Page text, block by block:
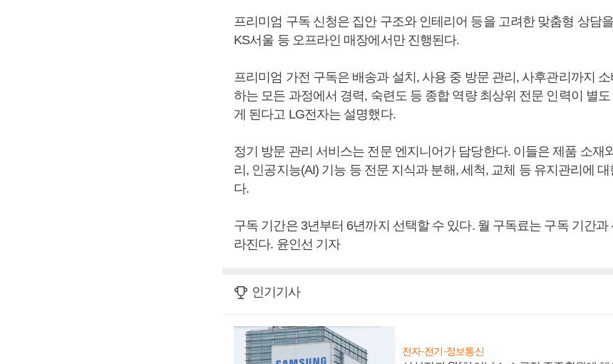
프리미엄 구독 신청은 집안 구조와 인테리어 등을 고려한 맞춤형 상담
KS서울 등 오프라인 매장에서만 진행된다.
프리미엄 가전 구독은 배송과 설치, 사용 중 방문 관리, 사후관리까지
하는 모든 과정에서 경력, 숙련도 등 종합 역량 최상위 전문 인력이 별
게 된다고 LG전자는 설명했다.
정기 방문 관리 서비스는 전문 엔지니어가 담당한다. 이들은 제품 소재
리, 인공지능(AI) 기능 등 전문 지식과 분해, 세척, 교체 등 유지관리에
다.
구독 기간은 3년부터 6년까지 선택할 수 있다. 월 구독료는 구독 기간과
라진다. 윤인선 기자
인기기사
전자·전기·정보통신